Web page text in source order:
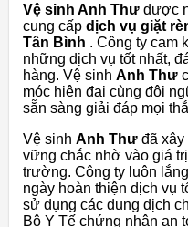
Vệ sinh Anh Thư được
cung cấp dịch vụ giặt
Tân Bình . Công ty cam
những dịch vụ tốt nhất,
hàng. Vệ sinh Anh Thư
móc hiện đại cùng đội
sẵn sàng giải đáp mọi
Vệ sinh Anh Thư đã
vững chắc nhờ vào giá
trường. Công ty luôn
ngày hoàn thiện dịch vụ
sử dụng các dung dịch
Bộ Y Tế chứng nhận an